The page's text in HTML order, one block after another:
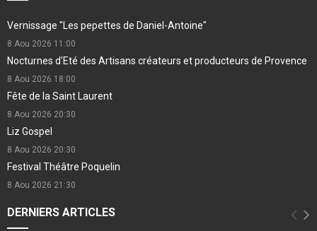
Vernissage "Les pepettes de Daniel-Antoine"
8 Aou 2026 11:00
Nocturnes d'Eté des Artisans créateurs et producteurs de Provence
8 Aou 2026 18:00
Fête de la Saint Laurent
8 Aou 2026 20:30
Liz Gospel
8 Aou 2026 20:30
Festival Théâtre Poquelin
8 Aou 2026 21:30
DERNIERS ARTICLES